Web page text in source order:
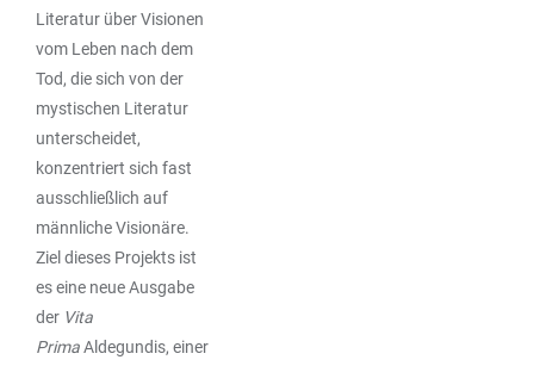
Literatur über Visionen
vom Leben nach dem
Tod, die sich von der
mystischen Literatur
unterscheidet,
konzentriert sich fast
ausschließlich auf
männliche Visionäre.
Ziel dieses Projekts ist
es eine neue Ausgabe
der Vita
PrimaAldegundis, einer